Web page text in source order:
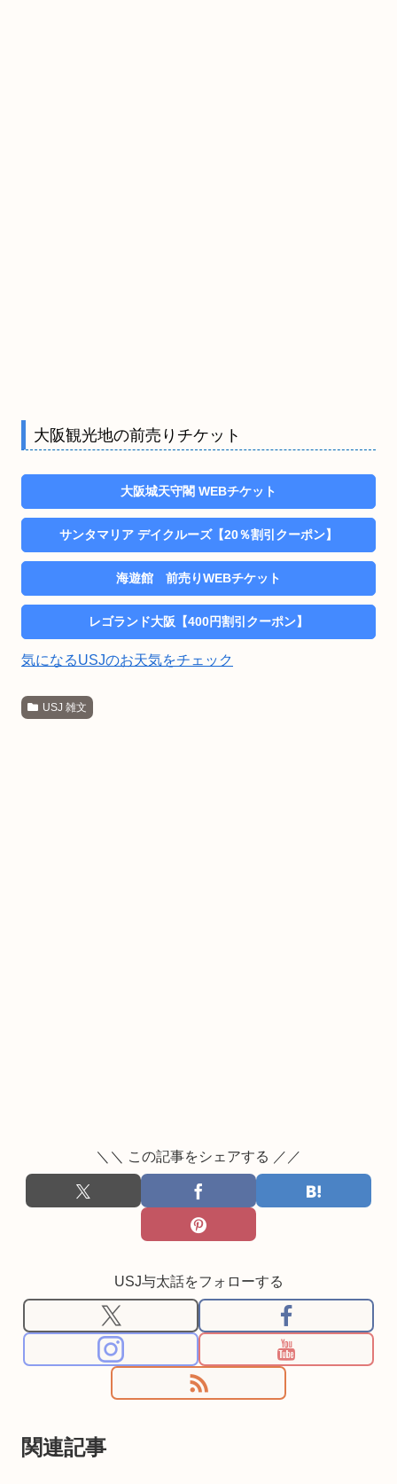
大阪観光地の前売りチケット
大阪城天守閣 WEBチケット
サンタマリア デイクルーズ【20％割引クーポン】
海遊館 前売りWEBチケット
レゴランド大阪【400円割引クーポン】
気になるUSJのお天気をチェック
USJ 雑文
＼＼ この記事をシェアする ／／
USJ与太話をフォローする
関連記事